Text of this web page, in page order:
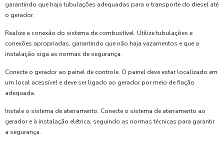
garantindo que haja tubulações adequadas para o transporte do diesel até
o gerador.
Realize a conexão do sistema de combustível. Utilize tubulações e
conexões apropriadas, garantindo que não haja vazamentos e que a
instalação siga as normas de segurança.
Conecte o gerador ao painel de controle. O painel deve estar localizado em
um local acessível e deve ser ligado ao gerador por meio de fiação
adequada.
Instale o sistema de aterramento. Conecte o sistema de aterramento ao
gerador e à instalação elétrica, seguindo as normas técnicas para garantir
a segurança.